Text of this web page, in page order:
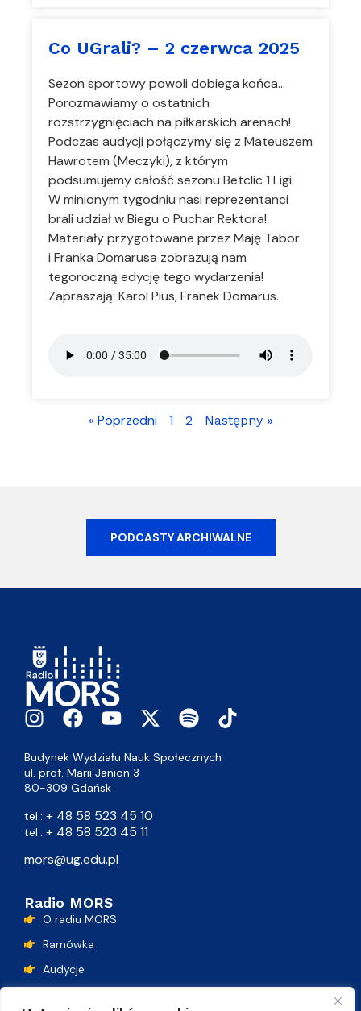
Co UGrali? – 2 czerwca 2025
Sezon sportowy powoli dobiega końca…
Porozmawiamy o ostatnich
rozstrzygnięciach na piłkarskich arenach!
Podczas audycji połączymy się z Mateuszem
Hawrotem (Meczyki), z którym
podsumujemy całość sezonu Betclic 1 Ligi.
W minionym tygodniu nasi reprezentanci
brali udział w Biegu o Puchar Rektora!
Materiały przygotowane przez Maję Tabor
i Franka Domarusa zobrazują nam
tegoroczną edycję tego wydarzenia!
Zapraszają: Karol Pius, Franek Domarus.
« Poprzedni 1 2 Następny »
PODCASTY ARCHIWALNE
Budynek Wydziału Nauk Społecznych
ul. prof. Marii Janion 3
80-309 Gdańsk
tel.: + 48 58 523 45 10
tel.: + 48 58 523 45 11
mors@ug.edu.pl
Radio MORS
O radiu MORS
Ramówka
Audycje